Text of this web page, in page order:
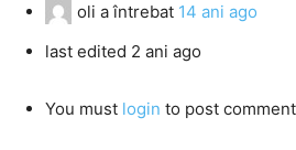
oli a întrebat 14 ani ago
last edited 2 ani ago
You must login to post